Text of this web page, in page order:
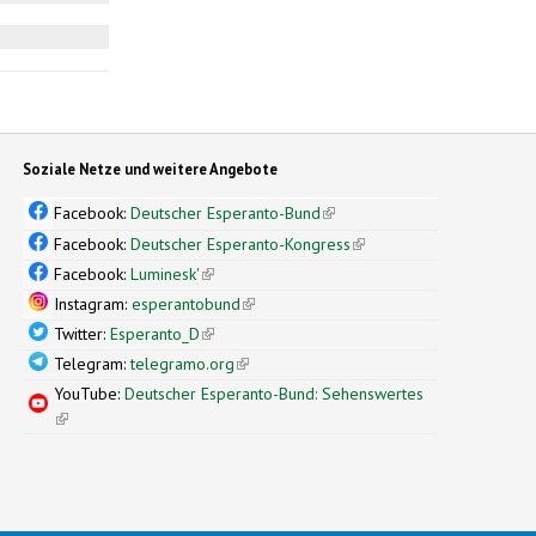
Soziale Netze und weitere Angebote
Facebook:Deutscher Esperanto-Bund(link is external)
Facebook:Deutscher Esperanto-Kongress(link is external)
Facebook:Luminesk'(link is external)
Instagram:esperantobund(link is external)
Twitter:Esperanto_D(link is external)
Telegram:telegramo.org(link is external)
YouTube:Deutscher Esperanto-Bund: Sehenswertes
(link is external)